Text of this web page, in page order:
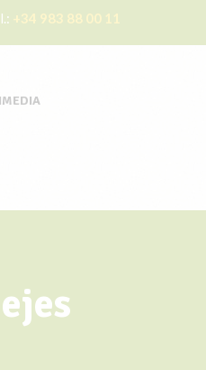
+34 983 88 00 11